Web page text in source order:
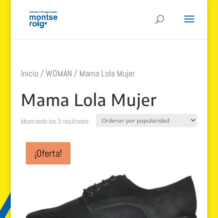
Inicio /WOMAN / Mama Lola Mujer
Mama Lola Mujer
Mostrando los 3 resultadosOrdenado
¡Oferta!